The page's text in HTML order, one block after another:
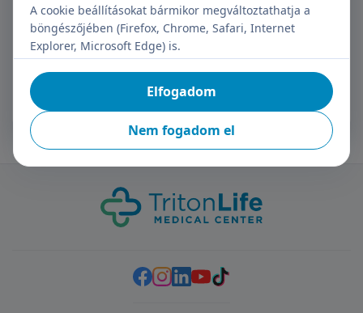
Hozzájárulok, hogy Adatkezelő regisztráció céljából
kezelje a személyes adataimat.
A cookie beállításokat bármikor megváltoztathatja a
böngészőjében (Firefox, Chrome, Safari, Internet
Explorer, Microsoft Edge) is.
Nem fogadom el
Elfogadom